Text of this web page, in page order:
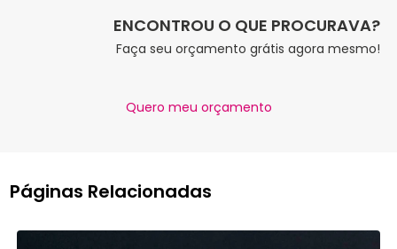
ENCONTROU O QUE PROCURAVA?
Faça seu orçamento grátis agora mesmo!
Quero meu orçamento
Páginas Relacionadas